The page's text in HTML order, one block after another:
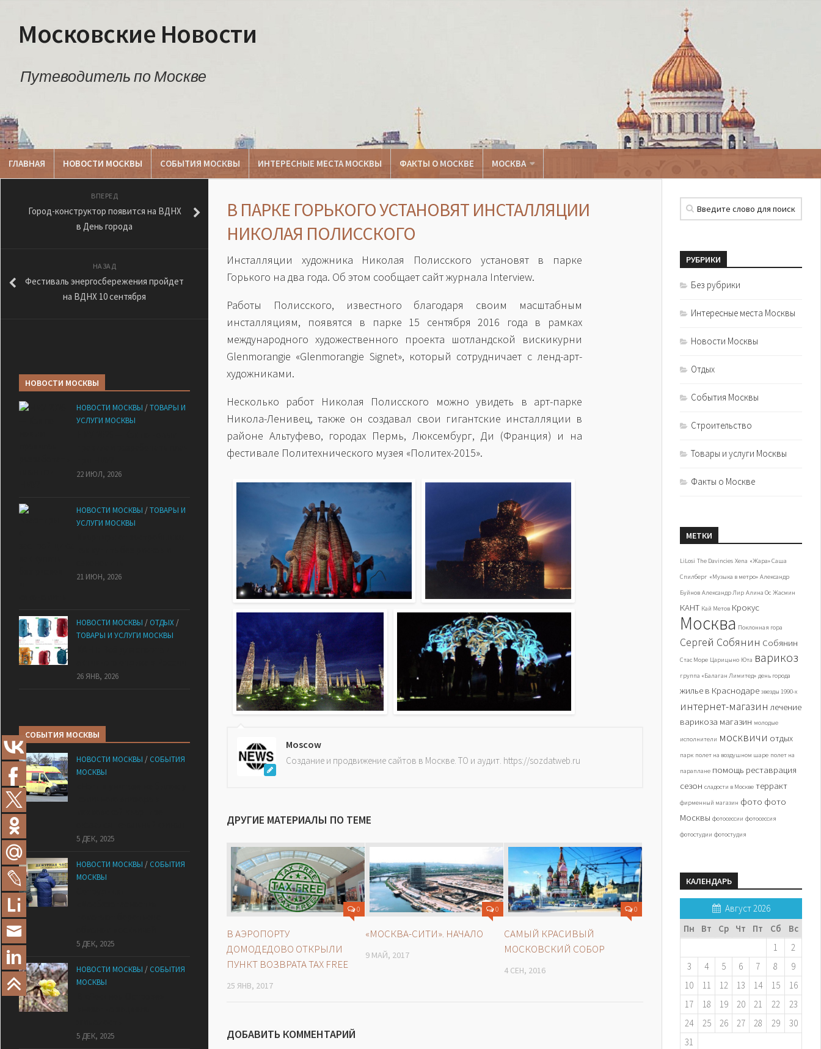
Московские Новости
Путеводитель по Москве
ГЛАВНАЯ НОВОСТИ МОСКВЫ СОБЫТИЯ МОСКВЫ ИНТЕРЕСНЫЕ МЕСТА МОСКВЫ ФАКТЫ О МОСКВЕ МОСКВА
В ПАРКЕ ГОРЬКОГО УСТАНОВЯТ ИНСТАЛЛЯЦИИ
НИКОЛАЯ ПОЛИССКОГО
Инсталляции художника Николая Полисского установят в парке
Горького на два года. Об этом сообщает сайт журнала Interview.
Работы Полисского, известного благодаря своим масштабным
инсталляциям, появятся в парке 15 сентября 2016 года в рамках
международного художественного проекта шотландской вискикурни
Glenmorangie «Glenmorangie Signet», который сотрудничает с ленд-арт-
художниками.
Несколько работ Николая Полисского можно увидеть в арт-парке
Никола-Ленивец, также он создавал свои гигантские инсталляции в
районе Альтуфево, городах Пермь, Люксембург, Ди (Франция) и на
фестивале Политехнического музея «Политех-2015».
Moscow
Создание и продвижение сайтов в Москве. ТО и аудит. https://sozdatweb.ru
ДРУГИЕ МАТЕРИАЛЫ ПО ТЕМЕ
0
В АЭРОПОРТУ
ДОМОДЕДОВО ОТКРЫЛИ
ПУНКТ ВОЗВРАТА TAX FREE
25 ЯНВ, 2017
0
«МОСКВА-СИТИ». НАЧАЛО
9 МАЙ, 2017
0
САМЫЙ КРАСИВЫЙ
МОСКОВСКИЙ СОБОР
4 СЕН, 2016
ДОБАВИТЬ КОММЕНТАРИЙ
ВПЕРЕД
Город-конструктор появится на ВДНХ
в День города
НАЗАД
Фестиваль энергосбережения пройдет
на ВДНХ 10 сентября
НОВОСТИ МОСКВЫ
НОВОСТИ МОСКВЫ /ТОВАРЫ И
УСЛУГИ МОСКВЫ
22 ИЮЛ, 2026
НОВОСТИ МОСКВЫ /ТОВАРЫ И
УСЛУГИ МОСКВЫ
21 ИЮН, 2026
НОВОСТИ МОСКВЫ / ОТДЫХ /
ТОВАРЫ И УСЛУГИ МОСКВЫ
26 ЯНВ, 2026
СОБЫТИЯ МОСКВЫ
НОВОСТИ МОСКВЫ / СОБЫТИЯ
МОСКВЫ
5 ДЕК, 2025
НОВОСТИ МОСКВЫ / СОБЫТИЯ
МОСКВЫ
5 ДЕК, 2025
НОВОСТИ МОСКВЫ / СОБЫТИЯ
МОСКВЫ
5 ДЕК, 2025
РУБРИКИ
Без рубрики
Интересные места Москвы
Новости Москвы
Отдых
События Москвы
Строительство
Товары и услуги Москвы
Факты о Москве
МЕТКИ
LiLosi The Davincies Xena «Жара» Саша
Спилберг «Музыка в метро» Александр
Буйнов Александр Лир Алина Ос Жасмин
КАНТ Кай Метов Крокус
Москва Поклонная гора
Сергей Собянин Собянин
Стас Море Царицыно Юта варикоз
группа «Балаган Лимитед» день города
жилье в Краснодаре звезды 1990-х
интернет-магазин лечение
варикоза магазин молодые
исполнители москвичи отдых
парк полет на воздушном шаре полет на
параплане помощь реставрация
сезон сладости в Москве терракт
фирменный магазин фото фото
Москвы фотосессии фотосессия
фотостудии фотостудия
КАЛЕНДАРЬ
Август 2026
Пн
Вт Ср Чт Пт Сб Вс
1
2
3
4 5 6 7 8
9
10
11 12 13 14 15
16
17
18 19 20 21 22
23
24
25 26 27 28 29
30
31